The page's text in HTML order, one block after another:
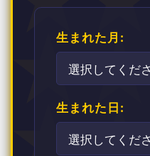
生まれた月:
生まれた日: